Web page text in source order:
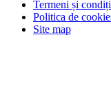
Termeni și
Politica de
Site map